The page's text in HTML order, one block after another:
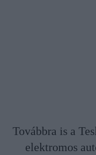
Továbbra is a
elektromos